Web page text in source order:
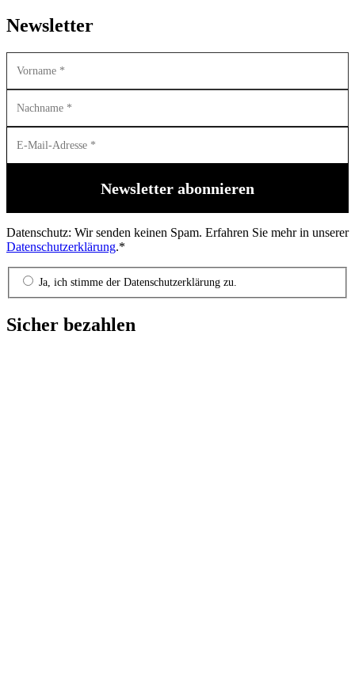
Newsletter
Datenschutz: Wir senden keinen Spam. Erfahren Sie mehr in unserer
Datenschutzerklärung.*
Ja, ich stimme der Datenschutzerklärung zu.
Sicher bezahlen